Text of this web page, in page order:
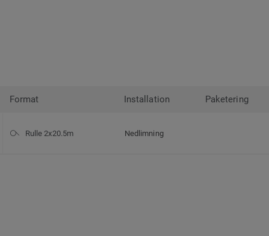
Format Installation Paketering
Rulle 2x20.5m Nedlimning